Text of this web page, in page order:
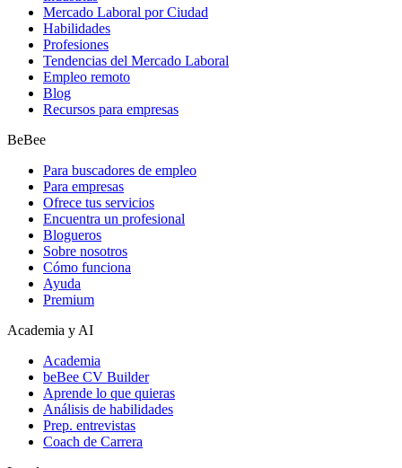
Mercado Laboral por Ciudad
Habilidades
Profesiones
Tendencias del Mercado Laboral
Empleo remoto
Blog
Recursos para empresas
BeBee
Para buscadores de empleo
Para empresas
Ofrece tus servicios
Encuentra un profesional
Blogueros
Sobre nosotros
Cómo funciona
Ayuda
Premium
Academia y AI
Academia
beBee CV Builder
Aprende lo que quieras
Análisis de habilidades
Prep. entrevistas
Coach de Carrera